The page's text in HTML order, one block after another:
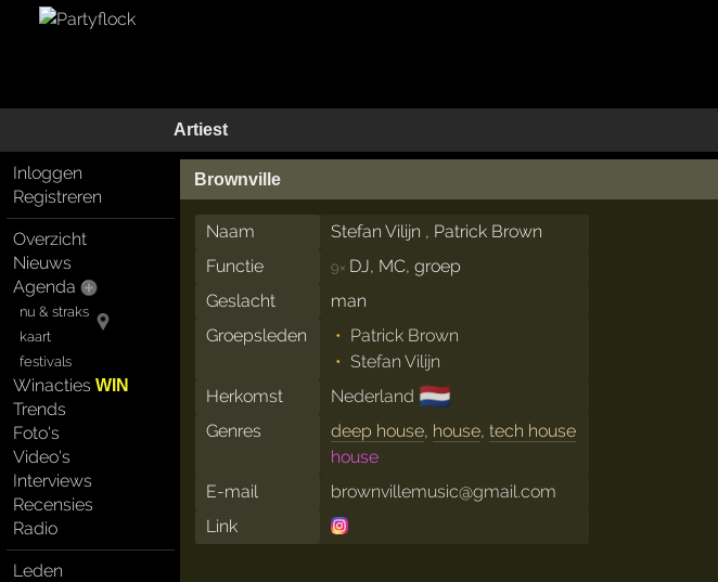
Artiest
Inloggen
Registreren
Overzicht
Nieuws
Agenda
nu & straks
kaart
festivals
WinactiesWIN
Trends
Foto's
Video's
Interviews
Recensies
Radio
Leden
Brownville
Naam
Stefan Vilijn , Patrick Brown
Functie
9× DJ, MC, groep
Geslacht
man
Groepsleden
Patrick Brown
Stefan Vilijn
Herkomst
Nederland 🇳🇱
Genres deep house, house,tech house
house
E-mail
brownvillemusic@gmail.com
Link